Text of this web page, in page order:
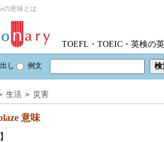
の意味とは
TOEFL・TOEIC・英検の
し 例文
生活 ＞ 災害
意味